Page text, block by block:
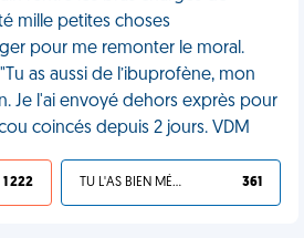
mille petites choses
pour me remonter le moral.
as aussi de l’ibuprofène, mon
Je l'ai envoyé dehors exprès pour
coincés depuis 2 jours. VDM
1 222 TU L'AS BIEN MÉRITÉ 361